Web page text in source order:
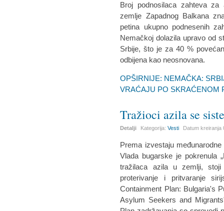
Broj podnosilaca zahteva
zemlje Zapadnog Balkana
petina ukupno podnesenih
Nemačkoj dolazila upravo od
Srbije, što je za 40 %
odbijena kao neosnovana.
OPŠIRNIJE: NEMAČKA:
VRAĆAJU PO SKRAĆENOM
Tražioci azila se
Detalji Kategorija:Vesti Datum kreiranja
Prema izvestaju
Vlada bugarske je pokrenula
tražilaca azila u zemlji, stoji
proterivanje i pritvaranje
Containment Plan: Bulgaria's
Asylum Seekers and